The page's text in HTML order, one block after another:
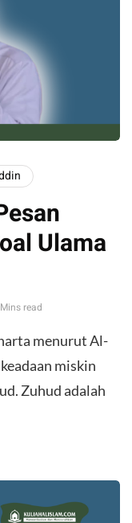
Ulama
read
menurut Al-
miskin
Zuhud adalah